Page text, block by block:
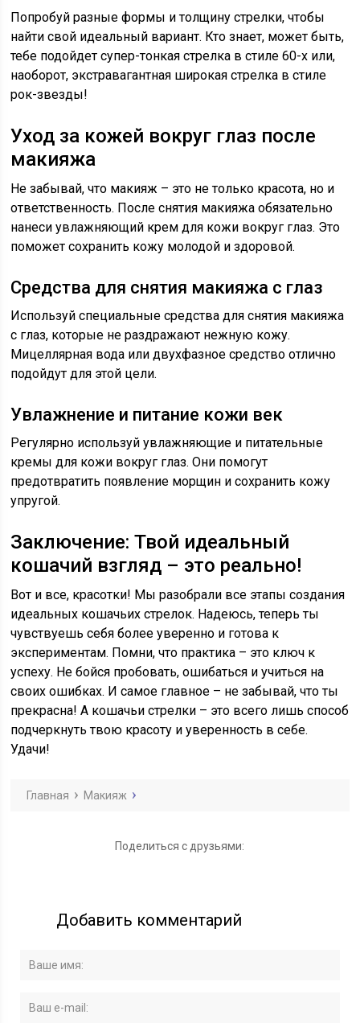
Попробуй разные формы и толщину стрелки, чтобы
найти свой идеальный вариант. Кто знает, может быть,
тебе подойдет супер-тонкая стрелка в стиле 60-х или,
наоборот, экстравагантная широкая стрелка в стиле
рок-звезды!
Уход за кожей вокруг глаз после
макияжа
Не забывай, что макияж – это не только красота, но и
ответственность. После снятия макияжа обязательно
нанеси увлажняющий крем для кожи вокруг глаз. Это
поможет сохранить кожу молодой и здоровой.
Средства для снятия макияжа с глаз
Используй специальные средства для снятия макияжа
с глаз, которые не раздражают нежную кожу.
Мицеллярная вода или двухфазное средство отлично
подойдут для этой цели.
Увлажнение и питание кожи век
Регулярно используй увлажняющие и питательные
кремы для кожи вокруг глаз. Они помогут
предотвратить появление морщин и сохранить кожу
упругой.
Заключение: Твой идеальный
кошачий взгляд – это реально!
Вот и все, красотки! Мы разобрали все этапы создания
идеальных кошачьих стрелок. Надеюсь, теперь ты
чувствуешь себя более уверенно и готова к
экспериментам. Помни, что практика – это ключ к
успеху. Не бойся пробовать, ошибаться и учиться на
своих ошибках. И самое главное – не забывай, что ты
прекрасна! А кошачьи стрелки – это всего лишь способ
подчеркнуть твою красоту и уверенность в себе.
Удачи!
Главная Макияж
Поделиться с друзьями:
Добавить комментарий